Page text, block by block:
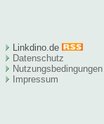
Linkdino.de
Datenschutz
Nutzungsbedingungen
Impressum